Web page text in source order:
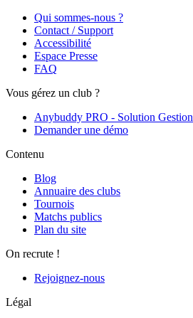
Qui sommes-nous ?
Contact / Support
Accessibilité
Espace Presse
FAQ
Vous gérez un club ?
Anybuddy PRO - Solution Gestion
Demander une démo
Contenu
Blog
Annuaire des clubs
Tournois
Matchs publics
Plan du site
On recrute !
Rejoignez-nous
Légal